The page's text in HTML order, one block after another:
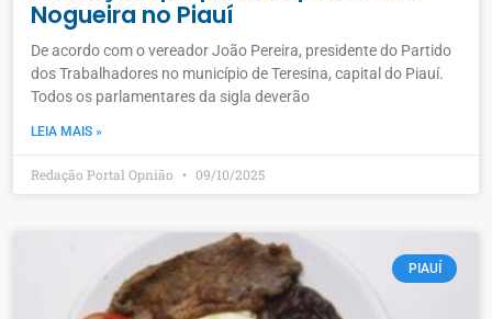
Nogueira no Piauí
De acordo com o vereador João Pereira, presidente do Partido
dos Trabalhadores no município de Teresina, capital do Piauí.
Todos os parlamentares da sigla deverão
LEIA MAIS »
Redação Portal Opnião 09/10/2025
PIAUÍ